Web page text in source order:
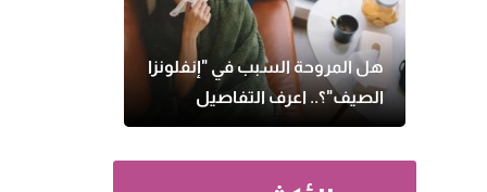
هل المروحة السبب في "إنفلونزا
الصيف"؟.. اعرف التفاصيل